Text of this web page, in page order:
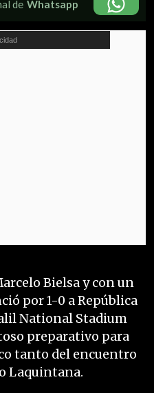
de Whatsapp
Bielsa y con un
por 1-0 a República
National Stadium
preparativo para
tanto del encuentro
Laquintana.